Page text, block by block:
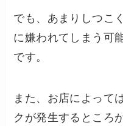
でも、あまりしつこ
に嫌われてしまう可
です。
また、お店によって
クが発生するところ